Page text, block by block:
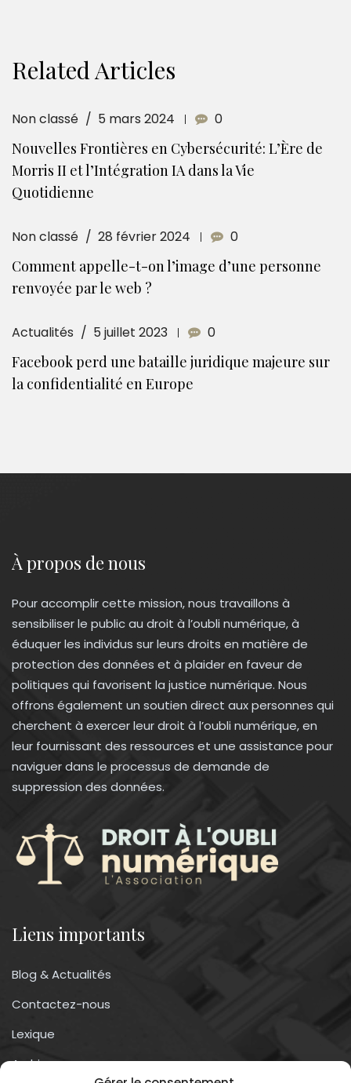
Related Articles
Non classé 5 mars 2024 0
Nouvelles Frontières en Cybersécurité: L’Ère de
Morris II et l’Intégration IA dans la Vie
Quotidienne
Non classé 28 février 2024 0
Comment appelle-t-on l’image d’une personne
renvoyée par le web ?
Actualités 5 juillet 2023 0
Facebook perd une bataille juridique majeure sur
la confidentialité en Europe
À propos de nous
Pour accomplir cette mission, nous travaillons à
sensibiliser le public au droit à l’oubli numérique, à
éduquer les individus sur leurs droits en matière de
protection des données et à plaider en faveur de
politiques qui favorisent la justice numérique. Nous
offrons également un soutien direct aux personnes qui
cherchent à exercer leur droit à l’oubli numérique, en
leur fournissant des ressources et une assistance pour
naviguer dans le processus de demande de
suppression des données.
Liens importants
Blog & Actualités
Contactez-nous
Lexique
Archives